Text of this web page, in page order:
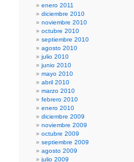
enero 2011
diciembre 2010
noviembre 2010
octubre 2010
septiembre 2010
agosto 2010
julio 2010
junio 2010
mayo 2010
abril 2010
marzo 2010
febrero 2010
enero 2010
diciembre 2009
noviembre 2009
octubre 2009
septiembre 2009
agosto 2009
julio 2009